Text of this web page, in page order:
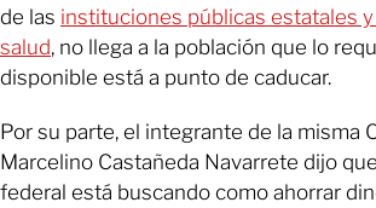
de las instituciones públicas estatales
salud, no llega a la población que lo
disponible está a punto de caducar.
Por su parte, el integrante de la misma
Marcelino Castañeda Navarrete dijo
federal está buscando como ahorrar